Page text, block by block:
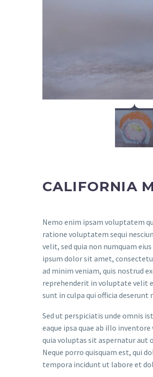
CALIFORNIA
Nemo enim ipsam voluptatem
ratione voluptatem sequi
velit, sed quia non numquam
ipsum dolor sit amet,
ad minim veniam, quis nostrud
reprehenderit in voluptate velit
sunt in culpa qui officia
Sed ut perspiciatis unde omnis
eaque ipsa quae ab illo
quia voluptas sit aspernatur aut
Neque porro quisquam est, qui
tempora incidunt ut labore et